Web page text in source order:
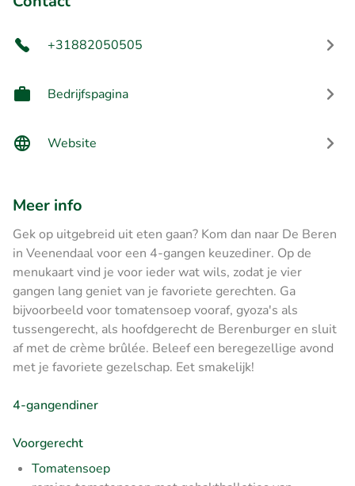
+31882050505
Bedrijfspagina
Website
Meer info
Gek op uitgebreid uit eten gaan? Kom dan naar De Beren
in Veenendaal voor een 4-gangen keuzediner. Op de
menukaart vind je voor ieder wat wils, zodat je vier
gangen lang geniet van je favoriete gerechten. Ga
bijvoorbeeld voor tomatensoep vooraf, gyoza's als
tussengerecht, als hoofdgerecht de Berenburger en sluit
af met de crème brûlée. Beleef een beregezellige avond
met je favoriete gezelschap. Eet smakelijk!
4-gangendiner
Voorgerecht
Tomatensoep